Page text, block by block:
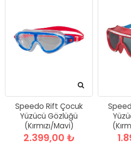
Speedo Rift Çocuk
Yüzücü Gözlüğü
(Kırmızı/Mavi)
2.399,00 ₺